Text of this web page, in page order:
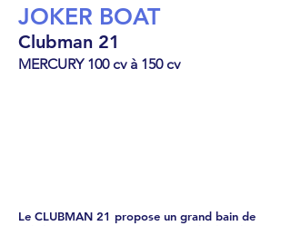
la
galerie
JOKER BOAT
Clubman 21
MERCURY 100 cv à 150 cv
Le CLUBMAN 21 propose un grand bain de